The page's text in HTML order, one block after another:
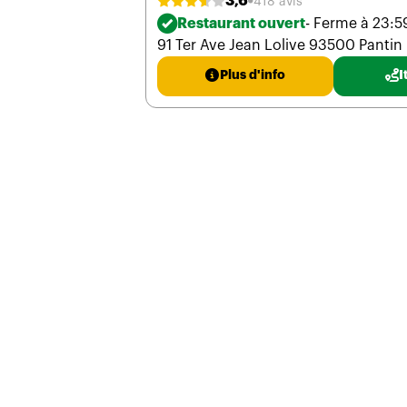
Restaurant ouvert- Ferme à
91 Ter Ave Jean Lolive 93500 Pantin
Plus d'info